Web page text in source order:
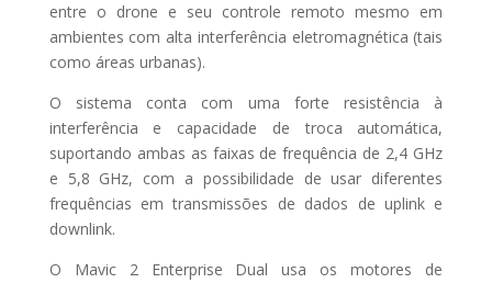
entre o drone e seu controle remoto mesmo em
ambientes com alta interferência eletromagnética (tais
como áreas urbanas).
O sistema conta com uma forte resistência à
interferência e capacidade de troca automática,
suportando ambas as faixas de frequência de 2,4 GHz
e 5,8 GHz, com a possibilidade de usar diferentes
frequências em transmissões de dados de uplink e
downlink.
O Mavic 2 Enterprise Dual usa os motores de